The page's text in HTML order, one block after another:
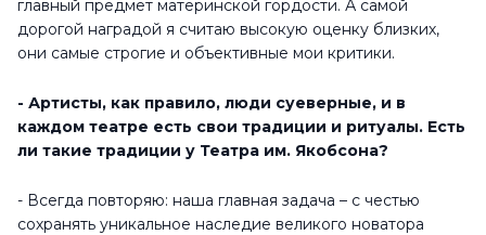
главный предмет материнской гордости. А самой
дорогой наградой я считаю высокую оценку близких,
они самые строгие и объективные мои критики.
- Артисты, как правило, люди суеверные, и в
каждом театре есть свои традиции и ритуалы. Есть
ли такие традиции у Театра им. Якобсона?
- Всегда повторяю: наша главная задача – с честью
сохранять уникальное наследие великого новатора